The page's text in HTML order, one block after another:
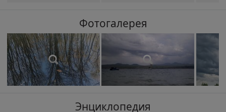
Фотогалерея
Энциклопедия